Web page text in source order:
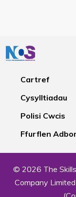
Cartref
Cysylltiadau
Polisi Cwcis
Ffurflen
© 2026 The
Company